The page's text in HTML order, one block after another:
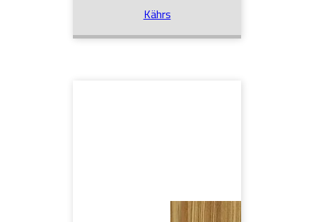
Kährs